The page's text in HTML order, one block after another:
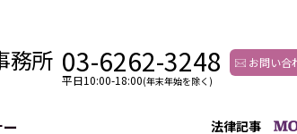
務所 03-6262-3248
平日10:00-18:00(年末年始を除く)
お問い合
法律記事